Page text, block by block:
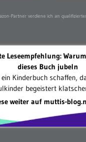
Partner verdiene ich an
Leseempfehlung:
dieses Buch jubeln
Kinderbuch schaffen,
begeistert
weiter auf muttis-